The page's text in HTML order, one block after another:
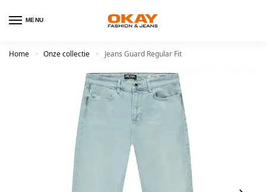
MENU
Home > Onze collectie > Jeans Guard Regular Fit